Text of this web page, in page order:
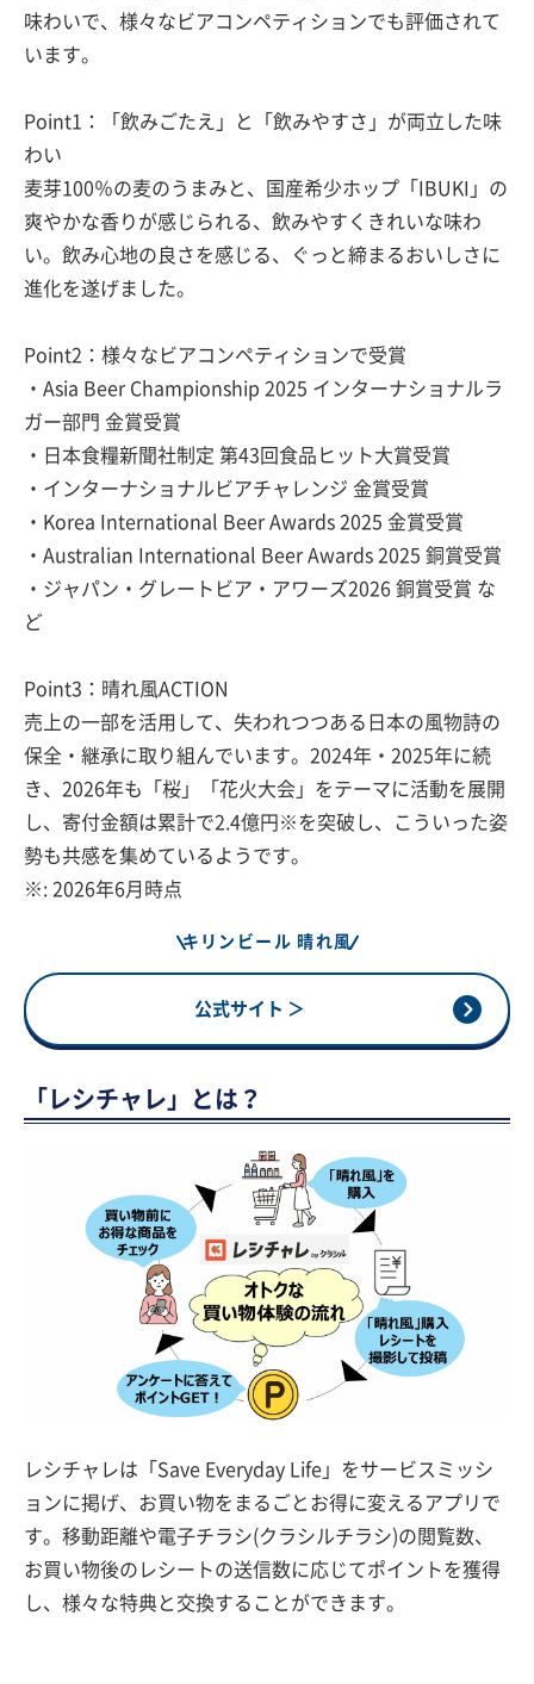
味わいで、様々なビアコンペティションでも評価されて
います。
Point1：「飲みごたえ」と「飲みやすさ」が両立した味
わい
麦芽100％の麦のうまみと、国産希少ホップ「IBUKI」の
爽やかな香りが感じられる、飲みやすくきれいな味わ
い。飲み心地の良さを感じる、ぐっと締まるおいしさに
進化を遂げました。
Point2：様々なビアコンペティションで受賞
・Asia Beer Championship 2025 インターナショナルラ
ガー部門 金賞受賞
・日本食糧新聞社制定 第43回食品ヒット大賞受賞
・インターナショナルビアチャレンジ 金賞受賞
・Korea International Beer Awards 2025 金賞受賞
・Australian International Beer Awards 2025 銅賞受賞
・ジャパン・グレートビア・アワーズ2026 銅賞受賞 な
ど
Point3：晴れ風ACTION
売上の一部を活用して、失われつつある日本の風物詩の
保全・継承に取り組んでいます。2024年・2025年に続
き、2026年も「桜」「花火大会」をテーマに活動を展開
し、寄付金額は累計で2.4億円※を突破し、こういった姿
勢も共感を集めているようです。
※: 2026年6月時点
キリンビール 晴れ風
公式サイト ＞
「レシチャレ」とは？
レシチャレは「Save Everyday Life」をサービスミッシ
ョンに掲げ、お買い物をまるごとお得に変えるアプリで
す。移動距離や電子チラシ(クラシルチラシ)の閲覧数、
お買い物後のレシートの送信数に応じてポイントを獲得
し、様々な特典と交換することができます。